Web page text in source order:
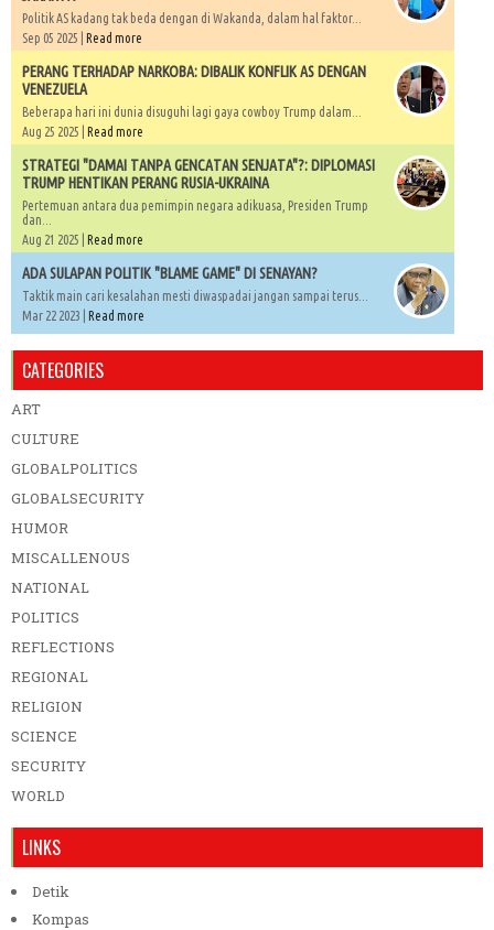
Politik AS kadang tak beda dengan di Wakanda, dalam hal faktor...
Sep 05 2025 | Read more
PERANG TERHADAP NARKOBA: DIBALIK KONFLIK AS DENGAN
VENEZUELA
Beberapa hari ini dunia disuguhi lagi gaya cowboy Trump dalam...
Aug 25 2025 | Read more
STRATEGI "DAMAI TANPA GENCATAN SENJATA"?: DIPLOMASI
TRUMP HENTIKAN PERANG RUSIA-UKRAINA
Pertemuan antara dua pemimpin negara adikuasa, Presiden Trump
dan...
Aug 21 2025 | Read more
ADA SULAPAN POLITIK "BLAME GAME" DI SENAYAN?
Taktik main cari kesalahan mesti diwaspadai jangan sampai terus...
Mar 22 2023 | Read more
CATEGORIES
ART
CULTURE
GLOBALPOLITICS
GLOBALSECURITY
HUMOR
MISCALLENOUS
NATIONAL
POLITICS
REFLECTIONS
REGIONAL
RELIGION
SCIENCE
SECURITY
WORLD
LINKS
Detik
Kompas